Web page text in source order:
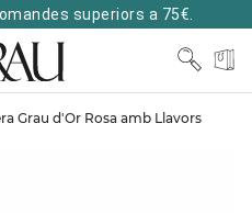
superiors a 75€.
Grau d'Or Rosa amb Llavors